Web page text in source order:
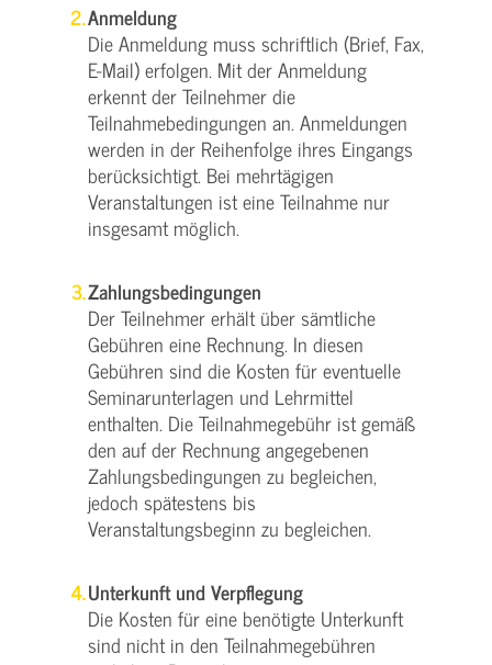
Anmeldung
Die Anmeldung muss schriftlich (Brief, Fax,
E-Mail) erfolgen. Mit der Anmeldung
erkennt der Teilnehmer die
Teilnahmebedingungen an. Anmeldungen
werden in der Reihenfolge ihres Eingangs
berücksichtigt. Bei mehrtägigen
Veranstaltungen ist eine Teilnahme nur
insgesamt möglich.
Zahlungsbedingungen
Der Teilnehmer erhält über sämtliche
Gebühren eine Rechnung. In diesen
Gebühren sind die Kosten für eventuelle
Seminarunterlagen und Lehrmittel
enthalten. Die Teilnahmegebühr ist gemäß
den auf der Rechnung angegebenen
Zahlungsbedingungen zu begleichen,
jedoch spätestens bis
Veranstaltungsbeginn zu begleichen.
Unterkunft und Verpflegung
Die Kosten für eine benötigte Unterkunft
sind nicht in den Teilnahmegebühren